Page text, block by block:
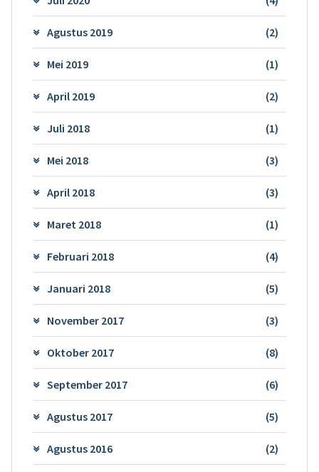
Agustus 2019 (2)
Mei 2019 (1)
April 2019 (2)
Juli 2018 (1)
Mei 2018 (3)
April 2018 (3)
Maret 2018 (1)
Februari 2018 (4)
Januari 2018 (5)
November 2017 (3)
Oktober 2017 (8)
September 2017 (6)
Agustus 2017 (5)
Agustus 2016 (2)